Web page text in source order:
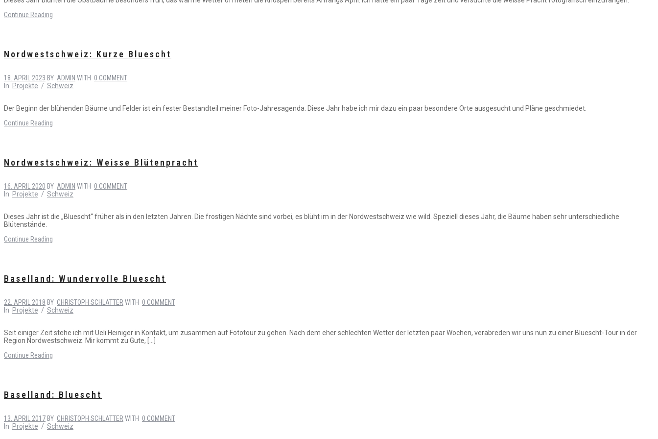
Continue Reading
Nordwestschweiz: Kurze Bluescht
18. APRIL 2023 BY ADMIN WITH 0 COMMENT
In Projekte / Schweiz
Der Beginn der blühenden Bäume und Felder ist ein fester Bestandteil meiner Foto-Jahresagenda. Diese Jahr habe ich mir dazu ein paar besondere Orte ausgesucht und Pläne geschmiedet.
Continue Reading
Nordwestschweiz: Weisse Blütenpracht
16. APRIL 2020 BY ADMIN WITH 0 COMMENT
In Projekte / Schweiz
Dieses Jahr ist die „Bluescht“ früher als in den letzten Jahren. Die frostigen Nächte sind vorbei, es blüht im in der Nordwestschweiz wie wild. Speziell dieses Jahr, die Bäume haben sehr unterschiedliche
Blütenstände.
Continue Reading
Baselland: Wundervolle Bluescht
22. APRIL 2018 BY CHRISTOPH SCHLATTER WITH 0 COMMENT
In Projekte / Schweiz
Seit einiger Zeit stehe ich mit Ueli Heiniger in Kontakt, um zusammen auf Fototour zu gehen. Nach dem eher schlechten Wetter der letzten paar Wochen, verabreden wir uns nun zu einer Bluescht-Tour in der
Region Nordwestschweiz. Mir kommt zu Gute, […]
Continue Reading
Baselland: Bluescht
13. APRIL 2017 BY CHRISTOPH SCHLATTER WITH 0 COMMENT
In Projekte / Schweiz